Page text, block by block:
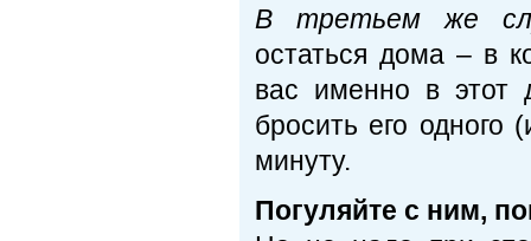
В третьем же
остаться дома – в
вас именно в
бросить его одного
минуту.
Погуляйте с ним,